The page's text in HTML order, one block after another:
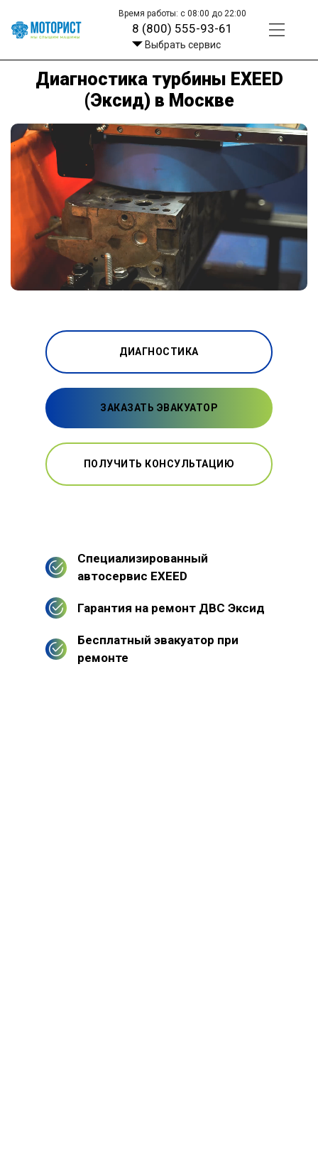
Время работы: с 08:00 до 22:00
8 (800) 555-93-61
Выбрать сервис
Диагностика турбины EXEED
(Эксид) в Москве
ДИАГНОСТИКА
ЗАКАЗАТЬ ЭВАКУАТОР
ПОЛУЧИТЬ КОНСУЛЬТАЦИЮ
Специализированный
автосервис EXEED
Гарантия на ремонт ДВС Эксид
Бесплатный эвакуатор при
ремонте